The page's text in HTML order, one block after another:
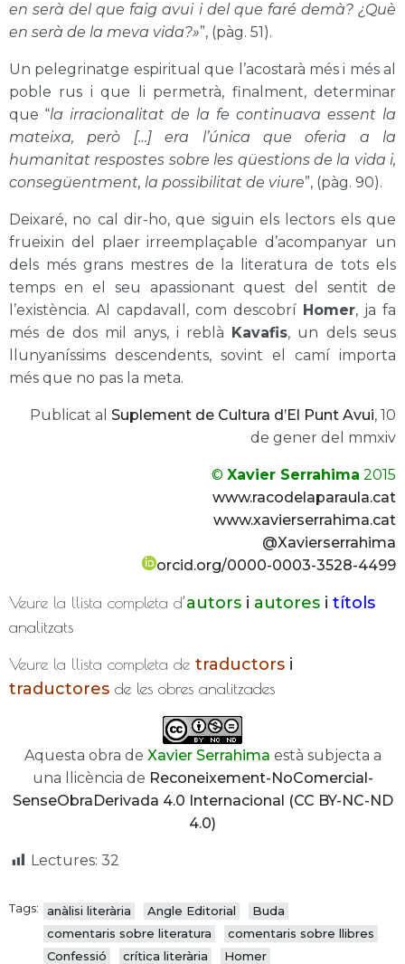
en serà del que faig avui i del que faré demà? ¿Què
en serà de la meva vida?»”, (pàg. 51).
Un pelegrinatge espiritual que l’acostarà més i més al
poble rus i que li permetrà, finalment, determinar
que “la irracionalitat de la fe continuava essent la
mateixa, però […] era l’única que oferia a la
humanitat respostes sobre les qüestions de la vida i,
consegüentment, la possibilitat de viure”, (pàg. 90).
Deixaré, no cal dir-ho, que siguin els lectors els que
frueixin del plaer irreemplaçable d’acompanyar un
dels més grans mestres de la literatura de tots els
temps en el seu apassionant quest del sentit de
l’existència. Al capdavall, com descobrí Homer, ja fa
més de dos mil anys, i reblà Kavafis, un dels seus
llunyaníssims descendents, sovint el camí importa
més que no pas la meta.
Publicat al Suplement de Cultura d’El Punt Avui, 10
de gener del mmxiv
© Xavier Serrahima 2015
www.racodelaparaula.cat
www.xavierserrahima.cat
@Xavierserrahima
orcid.org/0000-0003-3528-4499
Veure la llista completa d’autors i autores i títols
analitzats
Veure la llista completa de traductors i
traductores de les obres analitzades
Aquesta obra de Xavier Serrahima està subjecta a
una llicència de Reconeixement-NoComercial-
SenseObraDerivada 4.0 Internacional (CC BY-NC-ND
4.0)
Lectures: 32
Tags: anàlisi literària Angle Editorial
Buda
comentaris sobre literatura
comentaris sobre llibres
Confessió
crítica literària
Homer